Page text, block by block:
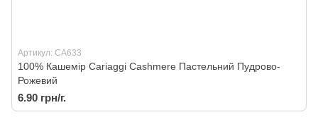
Артикул: CA633
100% Кашемір Cariaggi Cashmere Пастельний Пудрово-
Рожевий
6.90 грн/г.